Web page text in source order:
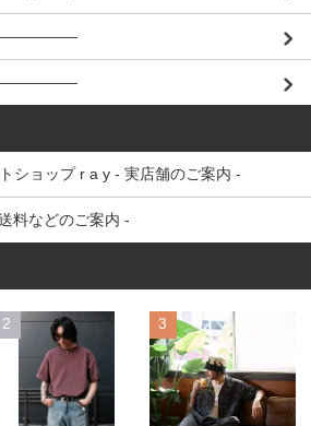
ショップ r a y - 実店舗のご案内 -
料などのご案内 -
2 3